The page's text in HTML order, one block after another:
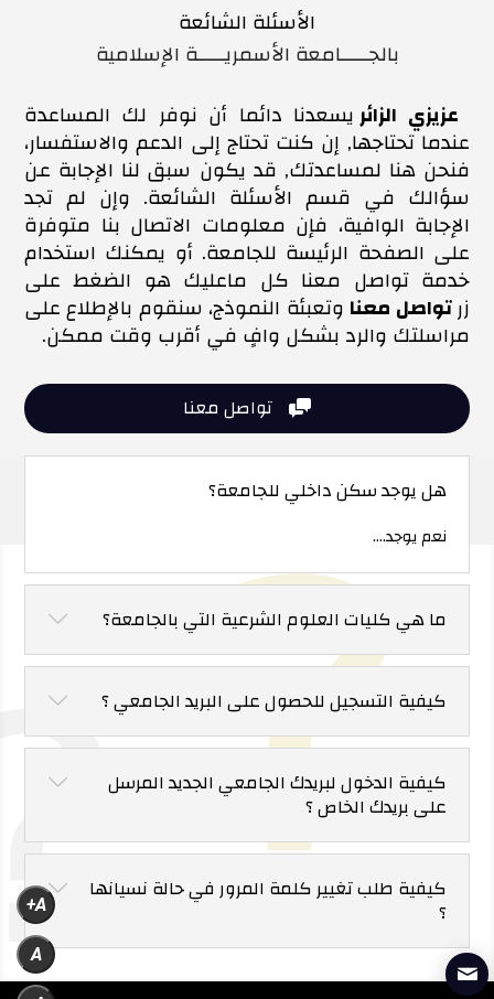
الأسئلة الشائعة
بالجـــــامعة الأسمريـــــة الإسلامية
عزيزي الزائريسعدنا دائما أن نوفر لك المساعدة
عندما تحتاجها, إن كنت تحتاج إلى الدعم والاستفسار،
فنحن هنا لمساعدتك, قد يكون سبق لنا الإجابة عن
سؤالك في قسم الأسئلة الشائعة. وإن لم تجد
الإجابة الوافية، فإن معلومات الاتصال بنا متوفرة
على الصفحة الرئيسة للجامعة. أو يمكنك استخدام
خدمة تواصل معنا كل ماعليك هو الضغط على
زرتواصل معنا وتعبئة النموذج، سنقوم بالإطلاع على
مراسلتك والرد بشكل وافٍ في أقرب وقت ممكن.
 تواصل معنا
هل يوجد سكن داخلي للجامعة؟
نعم يوجد….
ما هي كليات العلوم الشرعية التي بالجامعة؟
كيفية التسجيل للحصول على البريد الجامعي ؟
كيفية الدخول لبريدك الجامعي الجديد المرسل
على بريدك الخاص ؟
كيفية طلب تغيير كلمة المرور في حالة نسيانها
؟ A+
A